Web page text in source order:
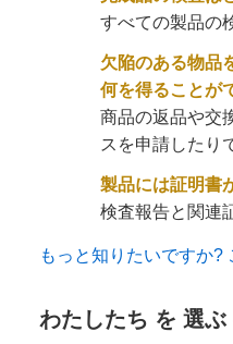
すべての製品の
欠陥のある物品
何を得ることが
商品の返品や交
スを申請したり
製品には証明書
検査報告と関連
もっと知りたいですか?
わたしたち を 選